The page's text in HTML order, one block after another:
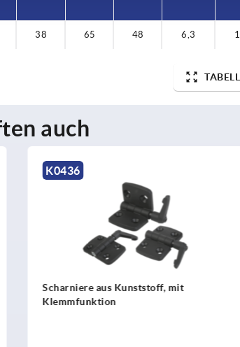
38 65 48 6,3
auch
Scharniere aus Kunststoff, mit
Rastfunktion